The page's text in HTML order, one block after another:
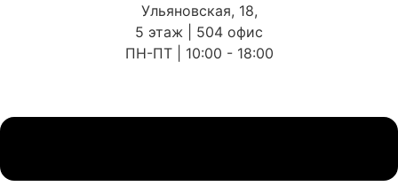
Ульяновская, 18,
5 этаж | 504 офис
ПН-ПТ | 10:00 - 18:00